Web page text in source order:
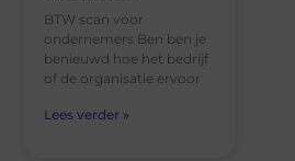
BTW scan voor
ondernemers Ben ben je
benieuwd hoe het bedrijf
of de organisatie ervoor
Lees verder »